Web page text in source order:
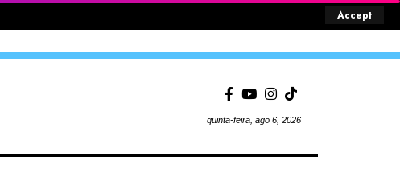
Accept
quinta-feira, ago 6, 2026